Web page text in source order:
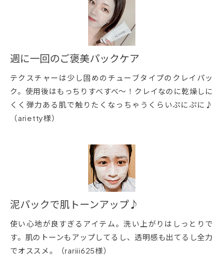
週に一回のご褒美パックケア
テクスチャーは少し固めのチューブタイプのクレイパッ
ク。使用後はもっちりすべすべ～！クレイなのに乾燥しに
くく弾力ある肌で触りたくなっちゃうくらいぷにぷに♪
（arietty様）
泥パックで肌トーンアップ♪
使い心地が良すぎるアイテム。洗い上がりはしっとりで
す。肌のトーンもアップしてるし、透明感も出てるし全力
でオススメ。（rariii625様）